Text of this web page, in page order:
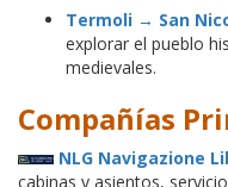
Termoli → San
explorar el pueblo
medievales.
Compañías
NLG Navigazione
cabinas y asientos,